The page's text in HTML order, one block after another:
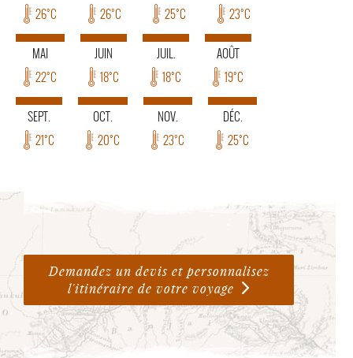
26°C
26°C
25°C
23°C
MAI
22°C
JUIN
18°C
JUIL.
18°C
AOÛT
19°C
SEPT.
21°C
OCT.
20°C
NOV.
23°C
DÉC.
25°C
Demandez un devis et personnalisez
l'itinéraire de votre voyage